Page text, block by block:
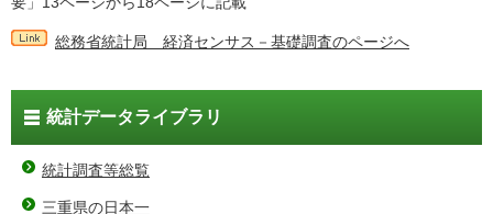
総務省統計局 経済センサス－基礎調査のページへ
統計データライブラリ
統計調査等総覧
三重県の日本一